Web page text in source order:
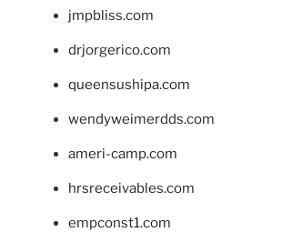
jmpbliss.com
drjorgerico.com
queensushipa.com
wendyweimerdds.com
ameri-camp.com
hrsreceivables.com
empconst1.com